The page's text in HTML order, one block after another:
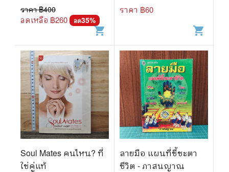
อาจารย์สมาน สิงห์มโน
ราคา ฿400
ลดเหลือ ฿260 ลด35%
shopping_cart
ราคา ฿60
shopping_cart
Soul Mates คนไหน? ที่
ใช่คู่แท้
ลายมือ แผนที่ชี้ชะตา
ชีวิต - ภาสนญาณ